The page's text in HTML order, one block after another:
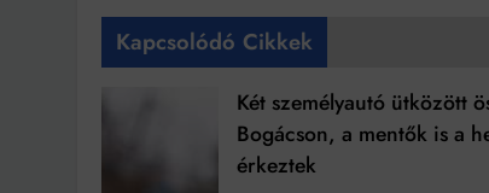
Kapcsolódó Cikkek
Két személyautó ütközött
Bogácson, a mentők is a
érkeztek